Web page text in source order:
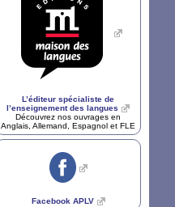
L’éditeur spécialiste de
l’enseignement des langues
Découvrez nos ouvrages en
Anglais, Allemand, Espagnol et FLE
Facebook APLV